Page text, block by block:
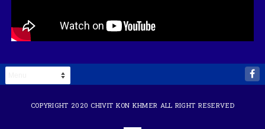
COPYRIGHT 2020 CHIVIT KON KHMER ALL RIGHT RESERVED